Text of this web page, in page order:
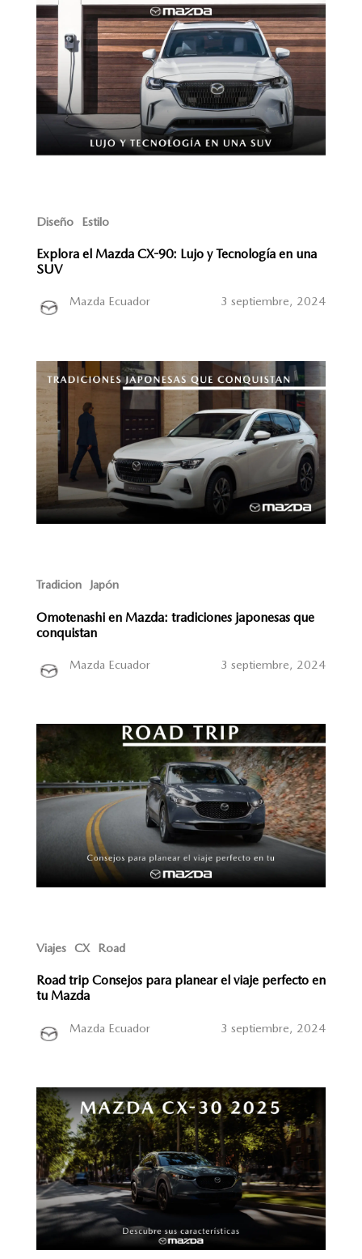
Diseño Estilo
Explora el Mazda CX-90: Lujo y Tecnología en una
SUV
Mazda Ecuador 3 septiembre, 2024
Tradicion Japón
Omotenashi en Mazda: tradiciones japonesas que
conquistan
Mazda Ecuador 3 septiembre, 2024
Viajes CX Road
Road trip Consejos para planear el viaje perfecto en
tu Mazda
Mazda Ecuador 3 septiembre, 2024